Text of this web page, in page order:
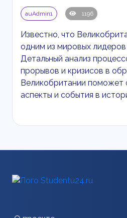
auAdmin1 1196
Известно, что
одним из мировых
Детальный анализ
прорывов и кризисов в
Великобритании поможет
аспекты и события в